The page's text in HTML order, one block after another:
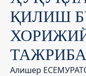
ҚИЛИШ
Алишер